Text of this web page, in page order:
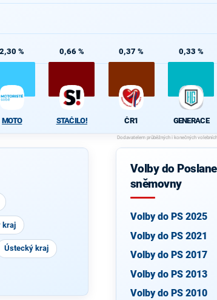
2,30 %
MOTO
0,66 %
STAČILO!
0,37 %
ČR1
0,33 %
GENERACE
kraj
Ústecký kraj
Volby do
sněmovny
Volby do PS 2025
Volby do PS 2021
Volby do PS 2017
Volby do PS 2013
Volby do PS 2010